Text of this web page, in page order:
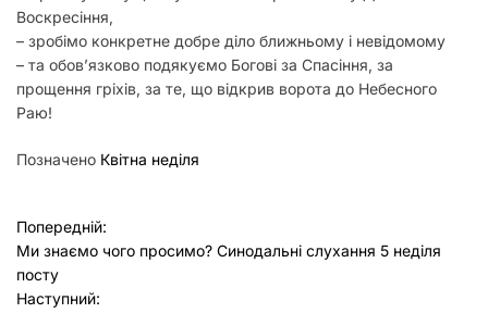
Воскресіння,
– зробімо конкретне добре діло ближньому і невідомому
– та обов’язково подякуємо Богові за Спасіння, за
прощення гріхів, за те, що відкрив ворота до Небесного
Раю!
Позначено Квітна неділя
Н
а
в
Попередній:
Ми знаємо чого просимо? Синодальні слухання 5 неділя
посту
Наступний: